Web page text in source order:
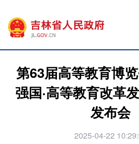
第63届高等教育博
强国·高等教育改革
发布会
2025-04-22